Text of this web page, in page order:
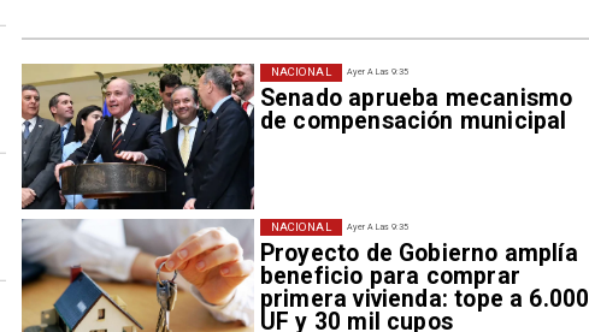
Ayer A Las 9:35
Senado aprueba mecanismo
de compensación municipal
NACIONAL
Ayer A Las 9:35
Proyecto de Gobierno amplía
beneficio para comprar
primera vivienda: tope a 6.000
UF y 30 mil cupos
NACIONAL